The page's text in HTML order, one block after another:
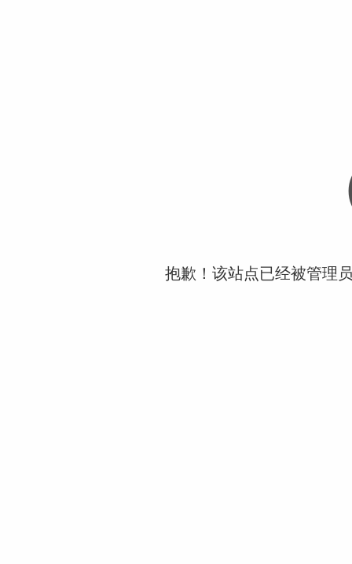
抱歉！该站点已经被管理